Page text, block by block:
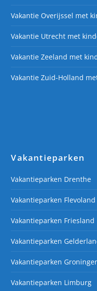
Vakantie Overijssel met
Vakantie Utrecht met
Vakantie Zeeland met
Vakantie Zuid-Holland
Vakantieparken
Vakantieparken Drenthe
Vakantieparken Flevoland
Vakantieparken Friesland
Vakantieparken
Vakantieparken
Vakantieparken Limburg